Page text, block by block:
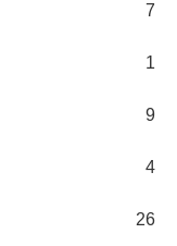
7
1
9
4
26